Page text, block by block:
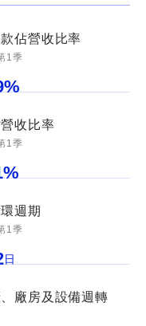
佔營收比率
1季
%
收比率
1季
%
週期
1季
日
廠房及設備週轉